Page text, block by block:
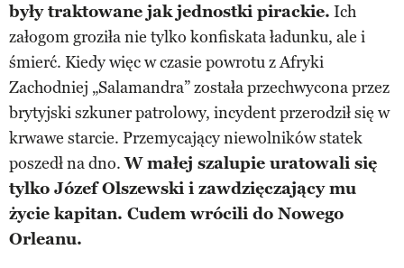
były traktowane jak jednostki pirackie. Ich
załogom groziła nie tylko konfiskata ładunku, ale i
śmierć. Kiedy więc w czasie powrotu z Afryki
Zachodniej „Salamandra” została przechwycona przez
brytyjski szkuner patrolowy, incydent przerodził się w
krwawe starcie. Przemycający niewolników statek
poszedł na dno.W małej szalupie uratowali się
tylko Józef Olszewski i zawdzięczający mu
życie kapitan. Cudem wrócili do Nowego
Orleanu.